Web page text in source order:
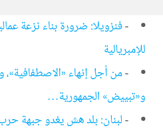
-فنزويلا: ضرورة بناء نزعة
للإمبريالية
-من أجل إنهاء
و«تبييض» الجمهورية…
-لبنان: بلد هش يغدو جبهة